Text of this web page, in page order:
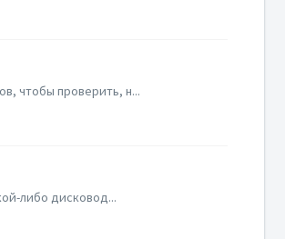
чтобы проверить, н...
либо дисковод...